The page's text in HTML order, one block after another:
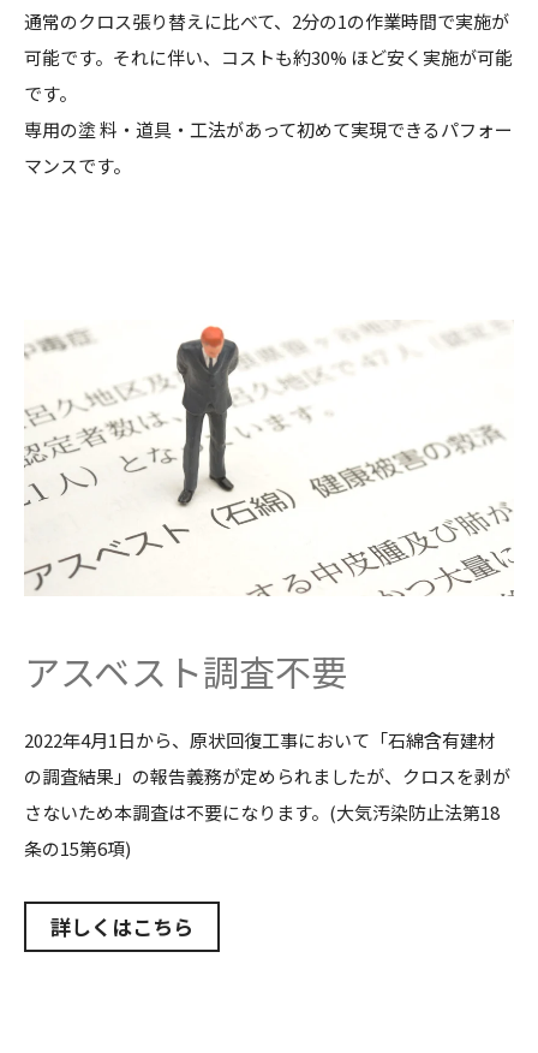
通常のクロス張り替えに比べて、2分の1の作業時間で実施が
可能です。それに伴い、コストも約30% ほど安く実施が可能
です。
専用の塗 料・道具・工法があって初めて実現できるパフォー
マンスです。
アスベスト調査不要
2022年4月1日から、原状回復工事において「石綿含有建材
の調査結果」の報告義務が定められましたが、クロスを剥が
さないため本調査は不要になります。(大気汚染防止法第18
条の15第6項)
詳しくはこちら